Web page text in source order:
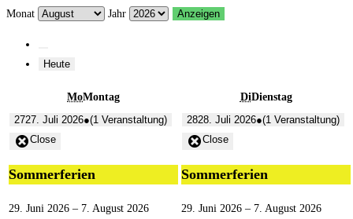
Monat Jahr
Heute
MoMontag DiDienstag
2727. Juli 2026●(1 Veranstaltung)
Close
Sommerferien
29. Juni 2026 – 7. August 2026
2828. Juli 2026●(1 Veranstaltung)
Close
Sommerferien
29. Juni 2026 – 7. August 2026